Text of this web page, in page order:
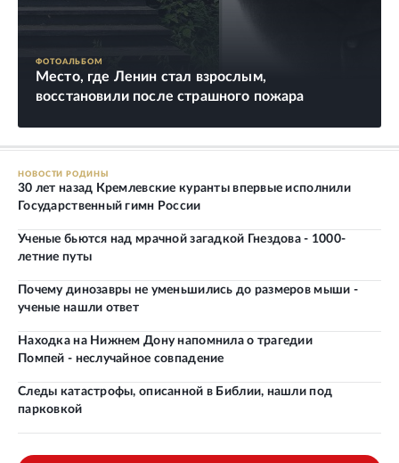
ФОТОАЛЬБОМ
Место, где Ленин стал взрослым,
восстановили после страшного пожара
НОВОСТИ РОДИНЫ
30 лет назад Кремлевские куранты впервые исполнили
Государственный гимн России
Ученые бьются над мрачной загадкой Гнездова - 1000-
летние путы
Почему динозавры не уменьшились до размеров мыши -
ученые нашли ответ
Находка на Нижнем Дону напомнила о трагедии
Помпей - неслучайное совпадение
Следы катастрофы, описанной в Библии, нашли под
парковкой